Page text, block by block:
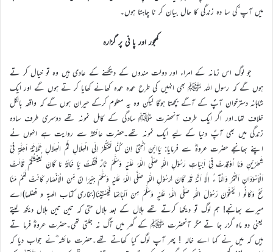
میں آپ ؐکی سا دہ زندگی کا حال بیان کر نا چاہتا ہوں۔
کھجور اور پا نی پر گزارہ
جو لوگ اس زمانہ کے امراء اور دولت مندوں کے دیکھنے کے عادی ہیں وہ تو خیال کر تے
ہوں گے کہ رسول اللہ ﷺ بھی انہیں کی طرح عمدہ عمدہ کھانے کھایا کر تے ہوں گے اور ایک
شاہانہ دسترخوان آپؐ کے آگے بچھتا ہوگا لیکن وہ یہ معلوم کرکے حیران ہوں گے کہ واقعہ بالکل
خلاف تھا۔اور اگر ایک طرف آنحضرت ﷺ سادگی کے کامل نمونہ تھے دوسری طرف سادہ
زندگی میں بھی آپؐ دنیا کے لیے ایک نمونہ تھے۔حضرت عائشہؓ سے روایت ہے انہوں نے
اپنے بھانجے حضرت عروہؓ سے فرمایا: یَاابْنَ اُخْتِیْ اِنْ کُنَّا لَنَنْظُرُ اِلَی الْھِلَالِ ثُمَّ الْھِلَالِ ثَلَاثَۃَ اَھِلَّۃٍ فِیْ
شَھْرَیْنِ وَمَا اُوْقِدَتْ فِیْ اَبْیَاتِ رَسُوْلِ اللّٰہِ صَلَّی اللّٰہُ عَلَیْہِ وَسَلَّمَ نَارٌ فَقُلْتُ یَا خَالَۃُ مَا کَانَ یُعِیْشُکُمْ قَالَتْ
اَلْاَسْوَدَانِ اَلتَّمَرُ وَالْمَآ ءُ اِلَّا اَنَّہٗ قَدْ کَانَ لِرَسُوْلِ اللّٰہِ صَلَّی اللّٰہُ عَلَیْہِ وَسَلَّمَ جِیْرَا نٌ مِّنَ الْاَنْصَارِ کَانْتْ لَھُمْ مَنَا
ئِحُ وَکَانُو ا یَمْنَحُوْنَ رَسُوْلَ اللّٰہِ صَلَّی اللّٰہُ عَلَیْہِ وَسَلَّمَ مِنْ اَلْبَانِھَا فَیَسْقِیْنَا(بخاری کتاب الھبۃ و فضلھا)اے
میرے بھانجے! ہم لوگ تو دیکھا کرتے تھے ہلال کے بعد ہلال حتی کہ تین تین ہلال دیکھ لیتے
یعنی دو ماہ گزر جا تے مگر آنحضرت ﷺ کے گھر میں آگ نہ جلتی تھی۔حضرت عروہؓ فرما تے
ہیں کہ میں نے کہا اے خالہ ! پھر آپ لوگ کیا کھاتے تھے۔حضرت عائشہ ؓنے جواب دیا کہ